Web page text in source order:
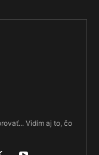
Vidím aj to, čo